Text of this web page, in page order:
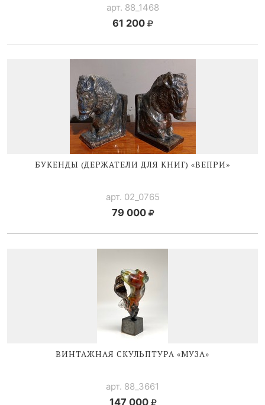
арт. 88_1468
61 200
БУКЕНДЫ (ДЕРЖАТЕЛИ ДЛЯ КНИГ) «ВЕПРИ»
арт. 02_0765
79 000
ВИНТАЖНАЯ СКУЛЬПТУРА «МУЗА»
арт. 88_3661
147 000